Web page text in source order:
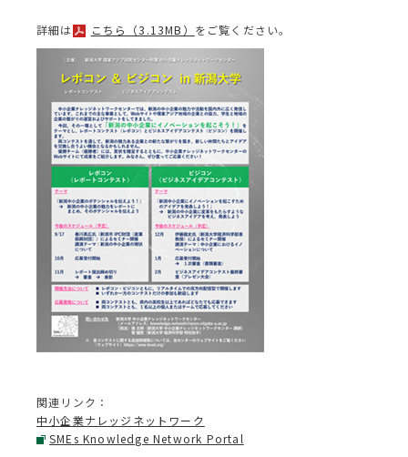
詳細は こちら（3.13MB） をご覧ください。
関連リンク：
中小企業ナレッジネットワーク
SMEs Knowledge Network Portal